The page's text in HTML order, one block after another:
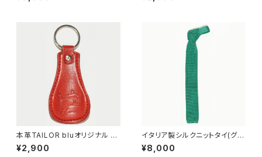
本革TAILOR bluオリジナル 靴
ベラ(レッド)
¥2,900
イタリア製シルクニットタイ(グリ
ーン)
¥8,000